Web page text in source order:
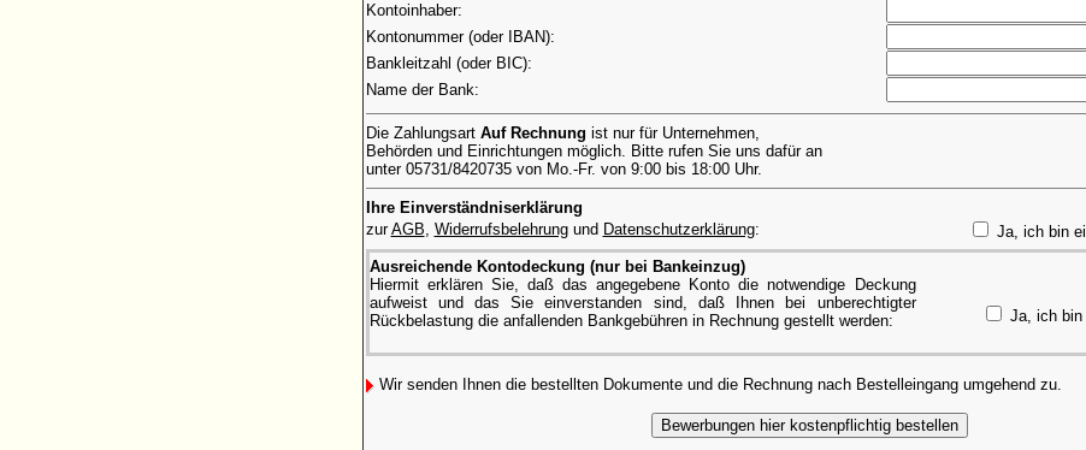
Kontoinhaber:
Kontonummer (oder IBAN):
Bankleitzahl (oder BIC):
Name der Bank:
Die Zahlungsart Auf Rechnung ist nur für Unternehmen,
Behörden und Einrichtungen möglich. Bitte rufen Sie uns dafür an
unter 05731/8420735 von Mo.-Fr. von 9:00 bis 18:00 Uhr.
Ihre Einverständniserklärung
zurAGB, Widerrufsbelehrungund Datenschutzerklärung:
Ja, ich bin
Ausreichende Kontodeckung (nur bei Bankeinzug)
Hiermit erklären Sie, daß das angegebene Konto die notwendige Deckung
aufweist und das Sie einverstanden sind, daß Ihnen bei unberechtigter
Rückbelastung die anfallenden Bankgebühren in Rechnung gestellt werden:
Ja, ich bin
Wir senden Ihnen die bestellten Dokumente und die Rechnung nach Bestelleingang umgehend zu.